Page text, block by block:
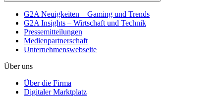
G2A Neuigkeiten – Gaming und Trends
G2A Insights – Wirtschaft und Technik
Pressemitteilungen
Medienpartnerschaft
Unternehmenswebseite
Über uns
Über die Firma
Digitaler Marktplatz